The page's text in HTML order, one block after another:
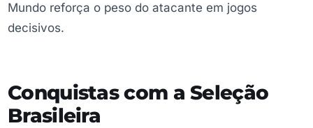
Mundo reforça o peso do atacante em jogos
decisivos.
Conquistas com a Seleção
Brasileira